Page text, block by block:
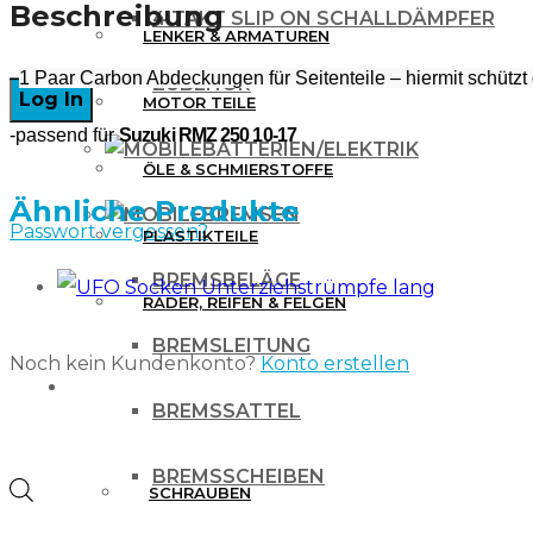
4 TAKT SLIP ON SCHALLDÄMPFER
ZUBEHÖR
BATTERIEN/ELEKTRIK
BREMSEN
BREMSBELÄGE
BREMSLEITUNG
BREMSSATTEL
BREMSSCHEIBEN
Passwort vergessen?
Noch kein Kundenkonto? Konto erstellen
Products
LENKER & ARMATUREN
MOTOR TEILE
ÖLE & SCHMIERSTOFFE
PLASTIKTEILE
RÄDER, REIFEN & FELGEN
SCHRAUBEN
10-
17
Beschreibung
–1 Paar Carbon Abdeckungen für Seitenteile – hiermit
-passend fürSuzuki RMZ 250 10-17
Ähnliche Produkte